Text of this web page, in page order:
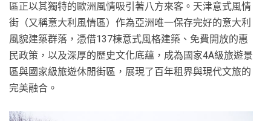
區正以其獨特的歐洲風情吸引著八方來客。天津意式風情
街（又稱意大利風情區）作為亞洲唯一保存完好的意大利
風貌建築群落，憑借137棟意式風格建築、免費開放的惠
民政策，以及深厚的歷史文化底蘊，成為國家4A級旅遊景
區與國家級旅遊休閒街區，展現了百年租界與現代文旅的
完美融合。